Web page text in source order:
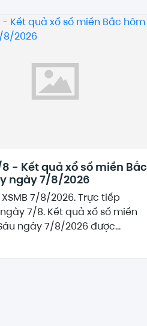
8 - Kết quả xổ số miền Bắc
ngày 7/8/2026
7/8/2026. Trực tiếp
ngày 7/8. Kết quả xổ số miền
ngày 7/8/2026 được...